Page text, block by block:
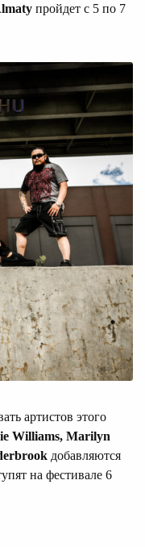
пройдет с 5 по 7
артистов этого
Williams, Marilyn
добавляются
на фестивале 6